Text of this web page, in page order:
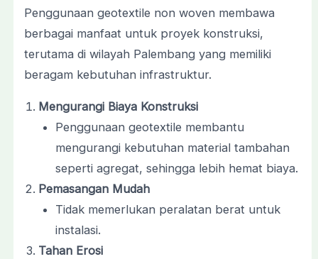
Penggunaan geotextile non woven membawa
berbagai manfaat untuk proyek konstruksi,
terutama di wilayah Palembang yang memiliki
beragam kebutuhan infrastruktur.
Mengurangi Biaya Konstruksi
Penggunaan geotextile membantu
mengurangi kebutuhan material tambahan
seperti agregat, sehingga lebih hemat biaya.
Pemasangan Mudah
Tidak memerlukan peralatan berat untuk
instalasi.
Tahan Erosi